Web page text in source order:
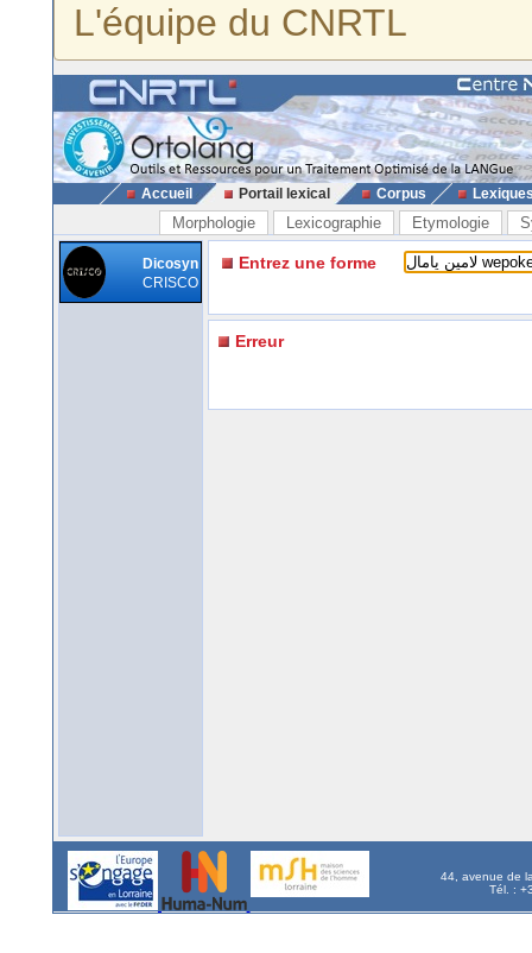
L'équipe du CNRTL
Accueil Portail lexical Corpus
Morphologie Lexicographie Etymologie
Dicosyn
CRISCO
Entrez une forme
Erreur
44, avenue de
Tél. :